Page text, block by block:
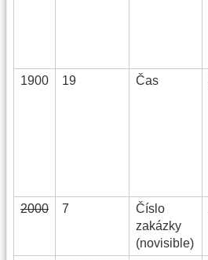
1900 19 Čas
2000 7
Číslo
zakázky
(novisible)